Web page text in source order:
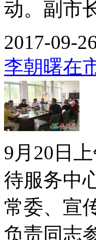
动。副市
2017-09-
李朝曙在
9月20日
待服务中
常委、宣
负责同志